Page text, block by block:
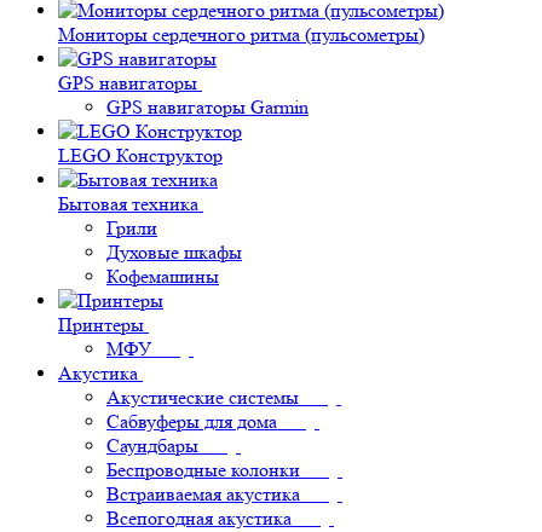
Мониторы сердечного ритма (пульсометры)
GPS навигаторы
GPS навигаторы Garmin
LEGO Конструктор
Бытовая техника
Грили
Духовые шкафы
Кофемашины
Принтеры
МФУ
Акустика
Акустические системы
Сабвуферы для дома
Саундбары
Беспроводные колонки
Встраиваемая акустика
Всепогодная акустика